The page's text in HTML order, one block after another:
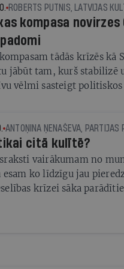
kompasa novirzes
tādās krīzēs kā
jābūt tam, kurš stabilizē
vēlmi sasteigt
mediju sniegtā
kas jārespektē,
no situācijas un ceļa
vai palīgs.
citā kulītē?
vairākumam no
esam ko līdzīgu jau
krīzei sāka